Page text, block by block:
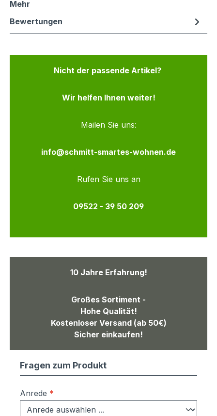
Mehr
Bewertungen
Nicht der passende Artikel?
Wir helfen Ihnen weiter!
Mailen Sie uns:
info@schmitt-smartes-wohnen.de
Rufen Sie uns an
09522 - 39 50 209
10 Jahre Erfahrung!
Großes Sortiment -
Hohe Qualität!
Kostenloser Versand (ab 50€)
Sicher einkaufen!
Fragen zum Produkt
Anrede *